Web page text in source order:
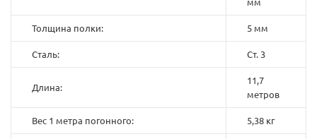
Толщина полки: 5 мм
Сталь: Ст. 3
Длина:
11,7
метров
Вес 1 метра погонного: 5,38 кг